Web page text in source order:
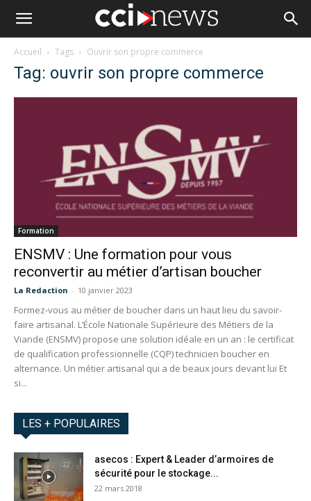
Accueil Tags Ouvrir son propre commerce
Tag: ouvrir son propre commerce
Formation
ENSMV : Une formation pour vous
reconvertir au métier d’artisan boucher
La Redaction - 10 janvier 2023
Formez-vous au métier de boucher dans un haut lieu du savoir-
faire artisanal. L’École Nationale Supérieure des Métiers de la
Viande (ENSMV) propose une solution idéale en un an : le certificat
de qualification professionnelle (CQP) technicien boucher en
alternance. Un métier artisanal qui a de beaux jours devant lui Et
si...
LES + POPULAIRES
asecos : Expert & Leader d’armoires de
sécurité pour le stockage...
22 mars 2018